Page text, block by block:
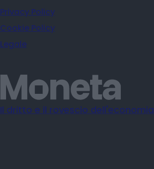
Privacy Policy
Cookie Policy
Legale
Il dritto e il rovescio dell'economia